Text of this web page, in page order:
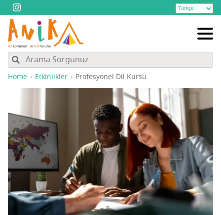
Home Etkinlikler Pro­fes­yo­nel Dil Kursu